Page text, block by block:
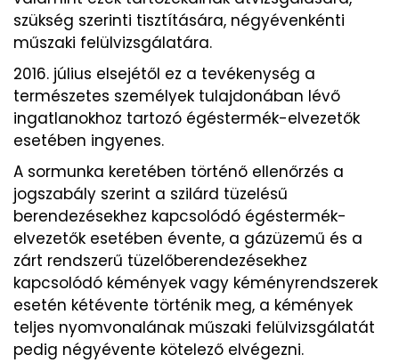
szükség szerinti tisztítására, négyévenkénti
műszaki felülvizsgálatára.
2016. július elsejétől ez a tevékenység a
természetes személyek tulajdonában lévő
ingatlanokhoz tartozó égéstermék-elvezetők
esetében ingyenes.
A sormunka keretében történő ellenőrzés a
jogszabály szerint a szilárd tüzelésű
berendezésekhez kapcsolódó égéstermék-
elvezetők esetében évente, a gázüzemű és a
zárt rendszerű tüzelőberendezésekhez
kapcsolódó kémények vagy kéményrendszerek
esetén kétévente történik meg, a kémények
teljes nyomvonalának műszaki felülvizsgálatát
pedig négyévente kötelező elvégezni.